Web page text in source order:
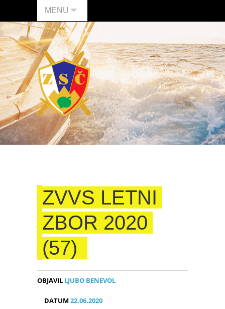
MENU
ZVVS LETNI
ZBOR 2020
(57)
OBJAVIL LJUBO BENEVOL
DATUM22.06.2020